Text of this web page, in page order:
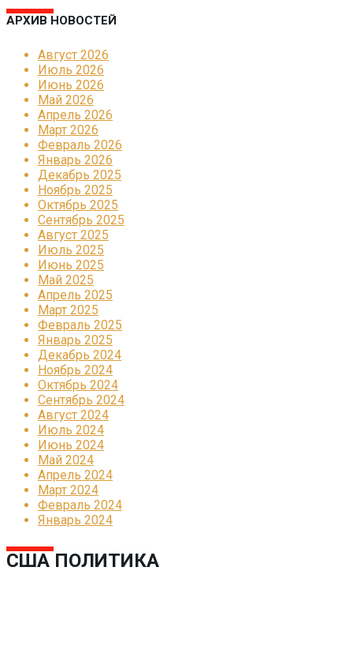
АРХИВ НОВОСТЕЙ
Август 2026
Июль 2026
Июнь 2026
Май 2026
Апрель 2026
Март 2026
Февраль 2026
Январь 2026
Декабрь 2025
Ноябрь 2025
Октябрь 2025
Сентябрь 2025
Август 2025
Июль 2025
Июнь 2025
Май 2025
Апрель 2025
Март 2025
Февраль 2025
Январь 2025
Декабрь 2024
Ноябрь 2024
Октябрь 2024
Сентябрь 2024
Август 2024
Июль 2024
Июнь 2024
Май 2024
Апрель 2024
Март 2024
Февраль 2024
Январь 2024
США ПОЛИТИКА